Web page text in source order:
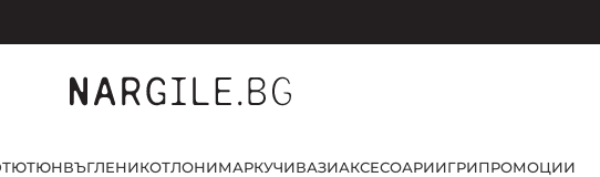
ТЮТЮНВЪГЛЕНИКОТЛОНИМАРКУЧИВАЗИАКСЕСОАРИИГРИПРОМОЦИИ